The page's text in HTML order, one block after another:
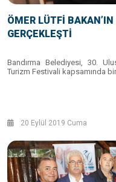
ÖMER LÜTFİ
GERÇEKLEŞTİ
Bandırma Belediyesi, 30.
Turizm Festivali kapsamında
20 Eylül 2019 Cuma